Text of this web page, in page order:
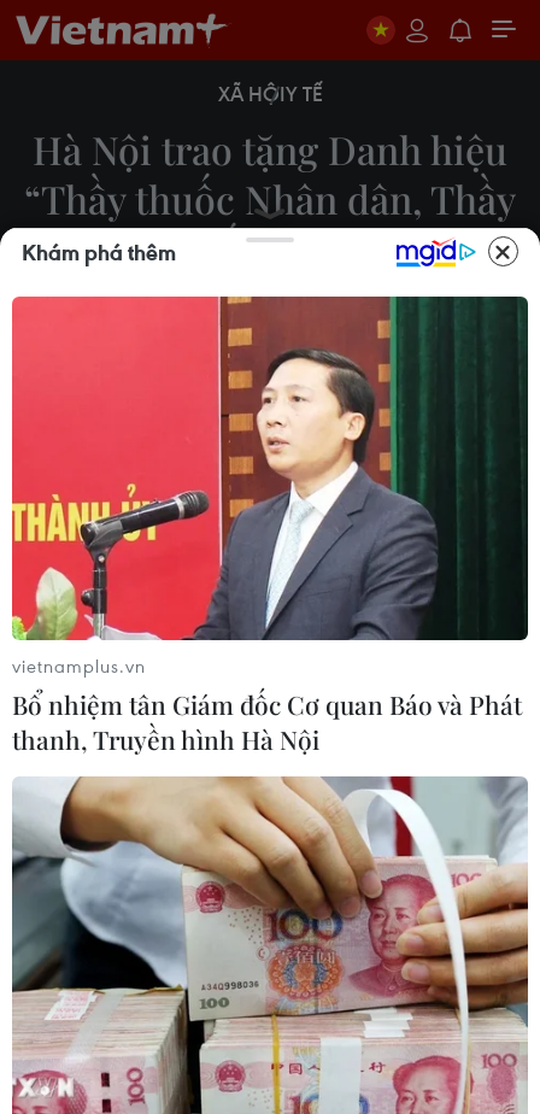
XÃ HỘIY TẾ
Hà Nội trao tặng Danh hiệu
“Thầy thuốc Nhân dân, Thầy
thuốc Ưu tú"
24/02/2021 10:01
Chiều 24/2, UBND thành phố Hà Nội tổ chức Hội
nghị biểu dương và trao tặng Danh hiệu “Thầy
thuốc Nhân dân, Thầy thuốc Ưu tú" lần thứ 13 cho
46 cá nhân.
Chủ tịch UBND thành phố Hà Nội Chu Ngọc Anh phát hiểu.
(Ảnh: Minh Quyết/TTXVN)
Khám phá thêm
vietnamplus.vn
Bổ nhiệm tân Giám đốc Cơ quan Báo và Phát
thanh, Truyền hình Hà Nội